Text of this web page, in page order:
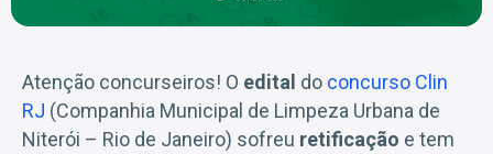
Atenção concurseiros! O edital do concurso Clin
RJ (Companhia Municipal de Limpeza Urbana de
Niterói – Rio de Janeiro) sofreu retificação e tem